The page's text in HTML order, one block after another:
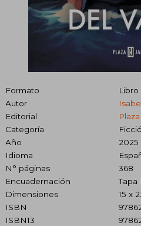
Formato
Libro
Autor
Editorial
Categoría
Año
2025
Idioma
N° páginas
368
Encuadernación
Tapa
Dimensiones
15 x
ISBN
ISBN13